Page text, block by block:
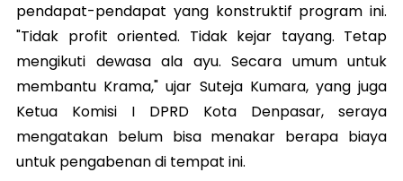
pendapat-pendapat yang konstruktif program ini.
"Tidak profit oriented. Tidak kejar tayang. Tetap
mengikuti dewasa ala ayu. Secara umum untuk
membantu Krama," ujar Suteja Kumara, yang juga
Ketua Komisi I DPRD Kota Denpasar, seraya
mengatakan belum bisa menakar berapa biaya
untuk pengabenan di tempat ini.